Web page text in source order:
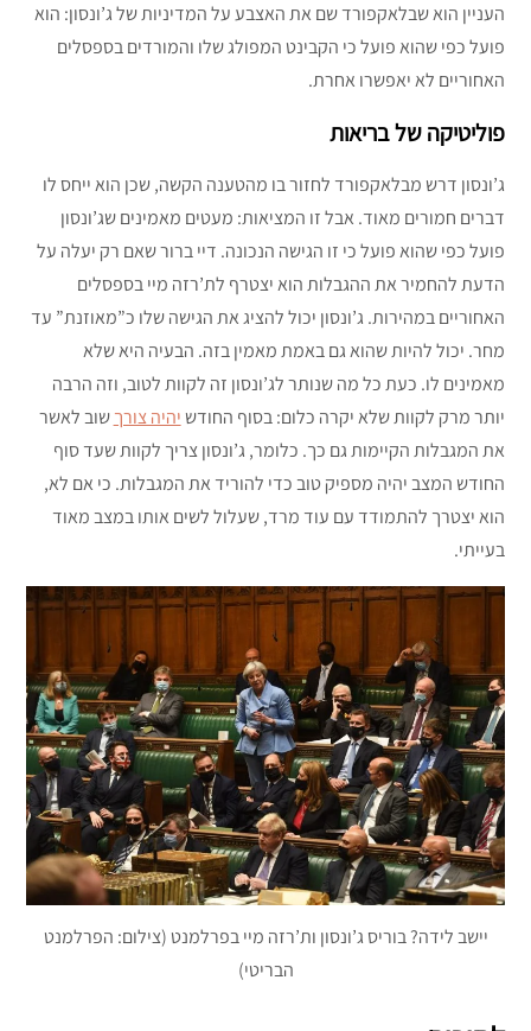
העניין הוא שבלאקפורד שם את האצבע על המדיניות של ג’ונסון: הוא
פועל כפי שהוא פועל כי הקבינט המפולג שלו והמורדים בספסלים
האחוריים לא יאפשרו אחרת.
פוליטיקה של בריאות
ג’ונסון דרש מבלאקפורד לחזור בו מהטענה הקשה, שכן הוא ייחס לו
דברים חמורים מאוד. אבל זו המציאות: מעטים מאמינים שג’ונסון
פועל כפי שהוא פועל כי זו הגישה הנכונה. דיי ברור שאם רק יעלה על
הדעת להחמיר את ההגבלות הוא יצטרף לת’רזה מיי בספסלים
האחוריים במהירות. ג’ונסון יכול להציג את הגישה שלו כ”מאוזנת” עד
מחר. יכול להיות שהוא גם באמת מאמין בזה. הבעיה היא שלא
מאמינים לו. כעת כל מה שנותר לג’ונסון זה לקוות לטוב, וזה הרבה
יותר מרק לקוות שלא יקרה כלום: בסוף החודשיהיה צורךשוב לאשר
את המגבלות הקיימות גם כך. כלומר, ג’ונסון צריך לקוות שעד סוף
החודש המצב יהיה מספיק טוב כדי להוריד את המגבלות. כי אם לא,
הוא יצטרך להתמודד עם עוד מרד, שעלול לשים אותו במצב מאוד
בעייתי.
יישב לידה? בוריס ג’ונסון ות’רזה מיי בפרלמנט (צילום: הפרלמנט
הבריטי)